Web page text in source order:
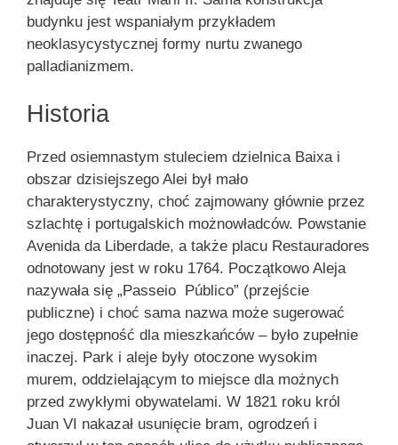
budynku jest wspaniałym przykładem
neoklasycystycznej formy nurtu zwanego
palladianizmem.
Historia
Przed osiemnastym stuleciem dzielnica Baixa i
obszar dzisiejszego Alei był mało
charakterystyczny, choć zajmowany głównie przez
szlachtę i portugalskich możnowładców. Powstanie
Avenida da Liberdade, a także placu Restauradores
odnotowany jest w roku 1764. Początkowo Aleja
nazywała się „Passeio Público” (przejście
publiczne) i choć sama nazwa może sugerować
jego dostępność dla mieszkańców – było zupełnie
inaczej. Park i aleje były otoczone wysokim
murem, oddzielającym to miejsce dla możnych
przed zwykłymi obywatelami. W 1821 roku król
Juan VI nakazał usunięcie bram, ogrodzeń i